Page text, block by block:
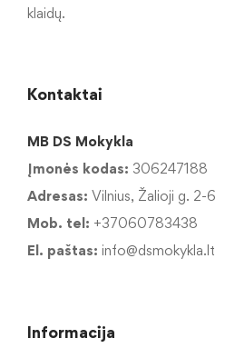
klaidų.
Kontaktai
MB DS Mokykla
Įmonės kodas: 306247188
Adresas: Vilnius, Žalioji g. 2-6
Mob. tel: +37060783438
El. paštas: info@dsmokykla.lt
Informacija